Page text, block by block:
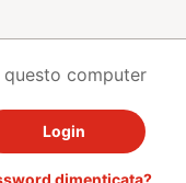
computer